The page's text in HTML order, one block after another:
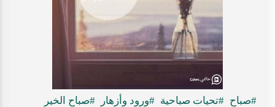
#صباح #تحيات صباحية #ورود وأزهار
#صباح الخير